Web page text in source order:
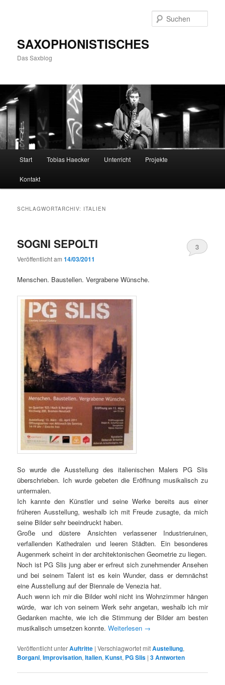
SAXOPHONISTISCHES
Das Saxblog
Start Tobias Haecker Unterricht Projekte
Kontakt
SCHLAGWORTARCHIV: ITALIEN
SOGNI SEPOLTI
Veröffentlicht am14/03/2011
3
Menschen. Baustellen. Vergrabene Wünsche.
So wurde die Ausstellung des italienischen Malers PG Slis
überschrieben. Ich wurde gebeten die Eröffnung musikalisch zu
untermalen.
Ich kannte den Künstler und seine Werke bereits aus einer
früheren Ausstellung, weshalb ich mit Freude zusagte, da mich
seine Bilder sehr beeindruckt haben.
Große und düstere Ansichten verlassener Industrieruinen,
verfallenden Kathedralen und leeren Städten. Ein besonderes
Augenmerk scheint in der architektonischen Geometrie zu liegen.
Noch ist PG Slis jung aber er erfreut sich zunehmender Ansehen
und bei seinem Talent ist es kein Wunder, dass er demnächst
eine Ausstellung auf der Biennale de Venezia hat.
Auch wenn ich mir die Bilder wohl nicht ins Wohnzimmer hängen
würde, war ich von seinem Werk sehr angetan, weshalb ich mir
Gedanken machte, wie ich die Stimmung der Bilder am besten
musikalisch umsetzen konnte.Weiterlesen →
Veröffentlicht unterAuftritte |Verschlagwortet mitAustellung,
Borgani,Improvisation,Italien,Kunst, PG Slis |3Antworten